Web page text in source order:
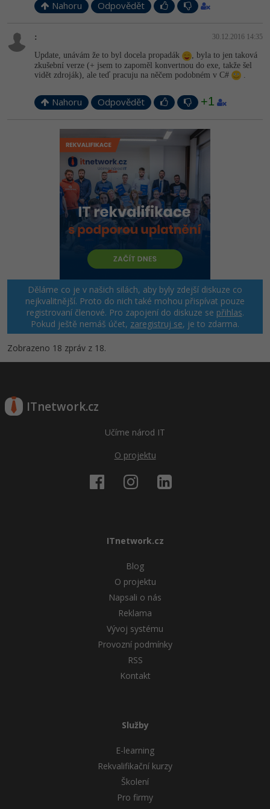
Nahoru Odpovědět
: 30.12.2016 14:35
Update, unávám že to byl docela propadák
, byla to jen taková
zkušební verze (+ jsem to zapoměl konvertnou do exe, takže šel
vidět zdroják), ale teď pracuju na něčem podobném v C#
Nahoru Odpovědět +1
Děláme co je v našich silách, aby byly zdejší diskuze co
nejkvalitnější. Proto do nich také mohou přispívat pouze
registrovaní členové. Pro zapojení do diskuze se přihlas.
Pokud ještě nemáš účet, zaregistruj se, je to zdarma.
Zobrazeno 18 zpráv z 18.
ITnetwork.cz
Učíme národ IT
O projektu
ITnetwork.cz
Blog
O projektu
Napsali o nás
Reklama
Vývoj systému
Provozní podmínky
RSS
Kontakt
Služby
E-learning
Rekvalifikační kurzy
Školení
Pro firmy